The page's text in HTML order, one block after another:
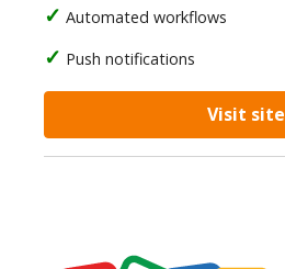
Automated workflows
Push notifications
Visit site